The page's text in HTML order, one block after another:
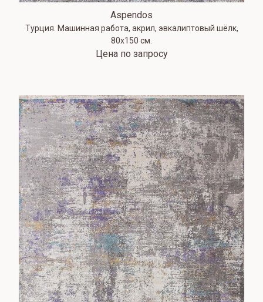
Aspendos
Турция. Машинная работа, акрил, эвкалиптовый шёлк,
80х150 см.
Цена по запросу